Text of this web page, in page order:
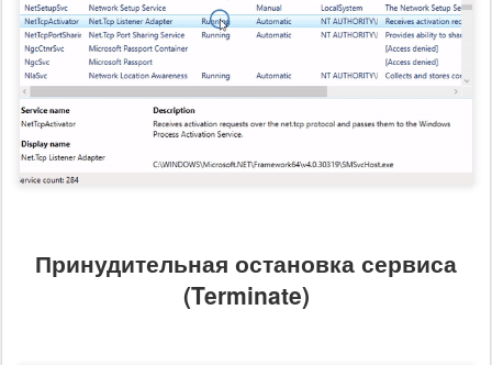
Принудительная остановка сервиса
(Terminate)